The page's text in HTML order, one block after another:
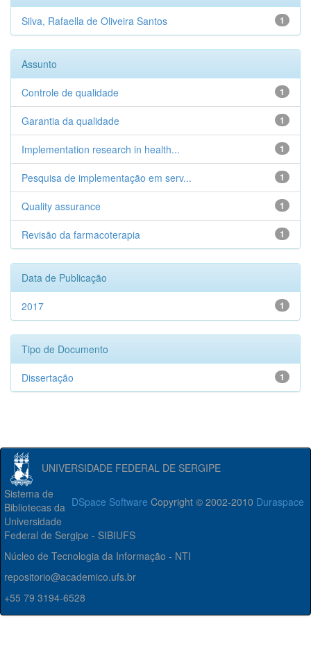
1
Silva, Rafaella de Oliveira Santos
Assunto
1
Controle de qualidade
1
Garantia da qualidade
1
Implementation research in health...
1
Pesquisa de implementação em serv...
1
Quality assurance
1
Revisão da farmacoterapia
Data de Publicação
1
2017
Tipo de Documento
1
Dissertação
UNIVERSIDADE FEDERAL DE SERGIPE
DSpace Software Copyright © 2002-2010 Duraspace
Sistema de
Bibliotecas da
Universidade
Federal de Sergipe - SIBIUFS
Núcleo de Tecnologia da Informação - NTI
repositorio@academico.ufs.br
+55 79 3194-6528